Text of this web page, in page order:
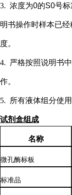
3. 浓度为0的S0号
明书操作时样本已
度。
4. 严格按照说明书
作。
5. 所有液体组分使
试剂盒组成
名称
微孔酶标板
标准品